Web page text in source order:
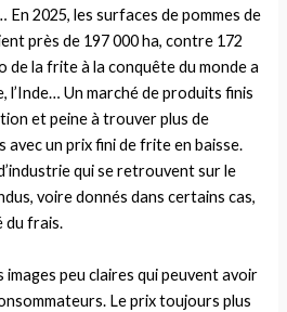
2025, les surfaces de pommes de
près de 197 000 ha, contre 172
de la frite à la conquête du monde a
l’Inde… Un marché de produits finis
et peine à trouver plus de
avec un prix fini de frite en baisse.
qui se retrouvent sur le
voire donnés dans certains cas,
du frais.
images peu claires qui peuvent avoir
Le prix toujours plus